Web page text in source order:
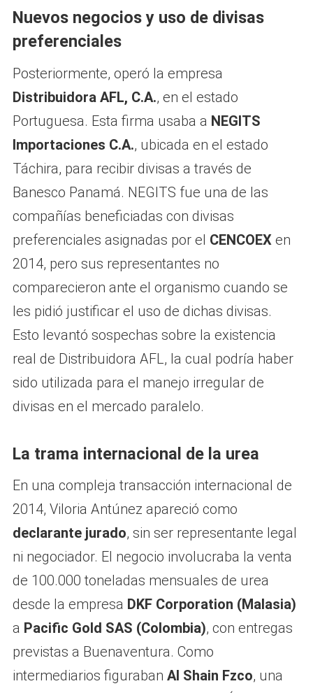
Nuevos negocios y uso de divisas
preferenciales
Posteriormente, operó la empresa
Distribuidora AFL, C.A., en el estado
Portuguesa. Esta firma usaba a NEGITS
Importaciones C.A., ubicada en el estado
Táchira, para recibir divisas a través de
Banesco Panamá. NEGITS fue una de las
compañías beneficiadas con divisas
preferenciales asignadas por el CENCOEXen
2014, pero sus representantes no
comparecieron ante el organismo cuando se
les pidió justificar el uso de dichas divisas.
Esto levantó sospechas sobre la existencia
real de Distribuidora AFL, la cual podría haber
sido utilizada para el manejo irregular de
divisas en el mercado paralelo.
La trama internacional de la urea
En una compleja transacción internacional de
2014, Viloria Antúnez apareció como
declarante jurado, sin ser representante legal
ni negociador. El negocio involucraba la venta
de 100.000 toneladas mensuales de urea
desde la empresa DKF Corporation (Malasia)
a Pacific Gold SAS (Colombia), con entregas
previstas a Buenaventura. Como
intermediarios figuraban Al Shain Fzco, una